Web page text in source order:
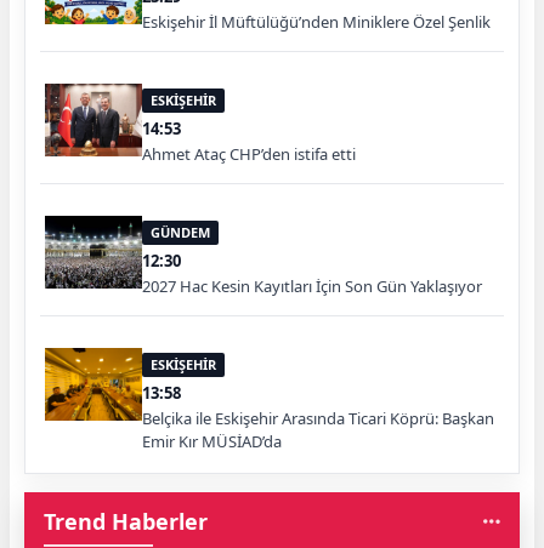
Eskişehir İl Müftülüğü’nden Miniklere Özel Şenlik
ESKİŞEHİR
14:53
Ahmet Ataç CHP’den istifa etti
GÜNDEM
12:30
2027 Hac Kesin Kayıtları İçin Son Gün Yaklaşıyor
ESKİŞEHİR
13:58
Belçika ile Eskişehir Arasında Ticari Köprü: Başkan
Emir Kır MÜSİAD’da
Trend Haberler